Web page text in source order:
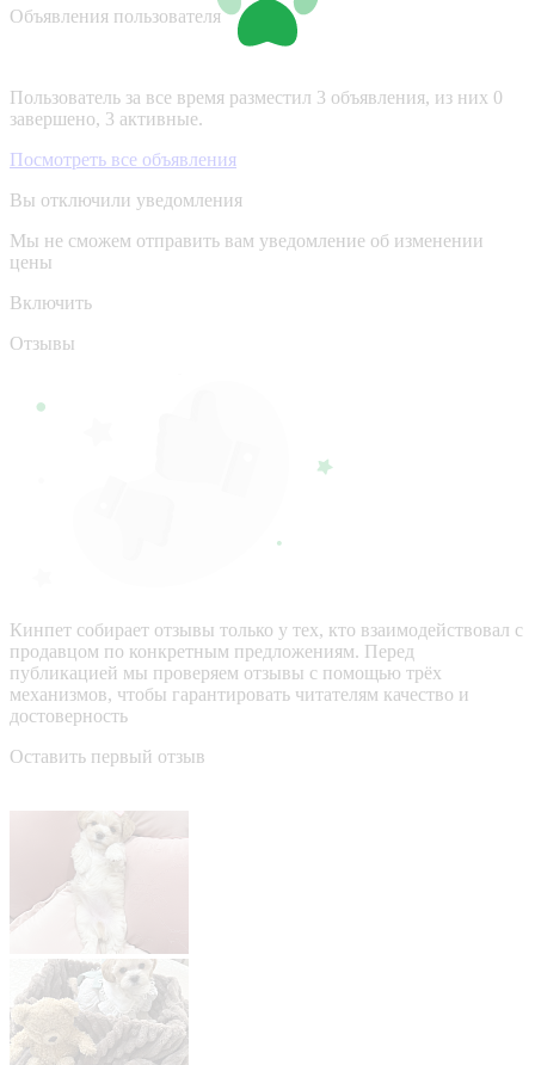
Объявления пользователя
Пользователь за все время разместил 3 объявления, из них 0
завершено, 3 активные.
Посмотреть все объявления
Вы отключили уведомления
Мы не сможем отправить вам уведомление об изменении
цены
Включить
Отзывы
Кинпет собирает отзывы только у тех, кто взаимодействовал с
продавцом по конкретным предложениям. Перед
публикацией мы проверяем отзывы с помощью трёх
механизмов, чтобы гарантировать читателям качество и
достоверность
Оставить первый отзыв